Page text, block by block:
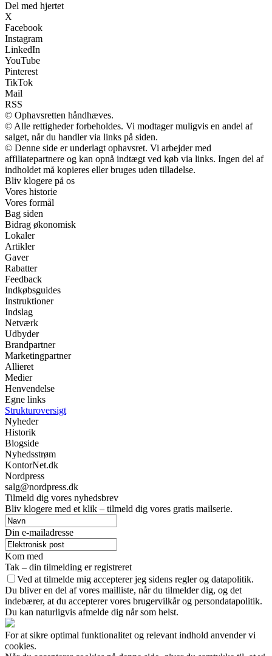
Del med hjertet
X
Facebook
Instagram
LinkedIn
YouTube
Pinterest
TikTok
Mail
RSS
© Ophavsretten håndhæves.
© Alle rettigheder forbeholdes. Vi modtager muligvis en andel af
salget, når du handler via links på siden.
© Denne side er underlagt ophavsret. Vi arbejder med
affiliatepartnere og kan opnå indtægt ved køb via links. Ingen del af
indholdet må kopieres eller bruges uden tilladelse.
Bliv klogere på os
Vores historie
Vores formål
Bag siden
Bidrag økonomisk
Lokaler
Artikler
Gaver
Rabatter
Feedback
Indkøbsguides
Instruktioner
Indslag
Netværk
Udbyder
Brandpartner
Marketingpartner
Allieret
Medier
Henvendelse
Egne links
Strukturoversigt
Nyheder
Historik
Blogside
Nyhedsstrøm
KontorNet.dk
Nordpress
salg@nordpress.dk
Tilmeld dig vores nyhedsbrev
Bliv klogere med et klik – tilmeld dig vores gratis mailserie.
Din e-mailadresse
Kom med
Tak – din tilmelding er registreret
Ved at tilmelde mig accepterer jeg sidens regler og datapolitik.
Du bliver en del af vores mailliste, når du tilmelder dig, og det
indebærer, at du accepterer vores brugervilkår og persondatapolitik.
Du kan naturligvis afmelde dig når som helst.
For at sikre optimal funktionalitet og relevant indhold anvender vi
cookies.